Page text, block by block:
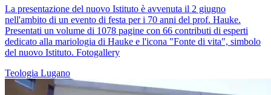
La presentazione del nuovo Istituto è avvenuta il 2 giugno
nell'ambito di un evento di festa per i 70 anni del prof. Hauke.
Presentati un volume di 1078 pagine con 66 contributi di esperti
dedicato alla mariologia di Hauke e l'icona "Fonte di vita", simbolo
del nuovo Istituto. Fotogallery
Teologia Lugano